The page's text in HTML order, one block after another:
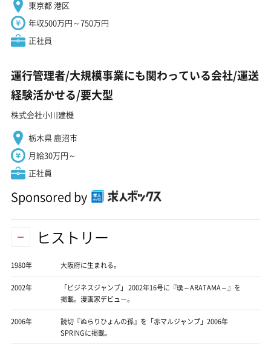
東京都 港区
年収500万円～750万円
正社員
運行管理者/大規模事業にも関わっている会社/運送
経験活かせる/要大型
株式会社小川建機
栃木県 鹿沼市
月給30万円～
正社員
Sponsored by
ヒストリー
1980年 大阪府に生まれる。
2002年
「ビジネスジャンプ」 2002年16号に『璞～ARATAMA～』を
掲載。漫画家デビュー。
2006年
読切『ぬらりひょんの孫』を「赤マルジャンプ」2006年
SPRINGに掲載。